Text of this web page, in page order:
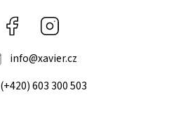
Facebook
info@xavier.cz
(+420) 603 300 503